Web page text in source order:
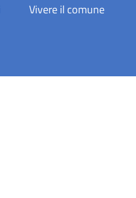
Vivere il comune